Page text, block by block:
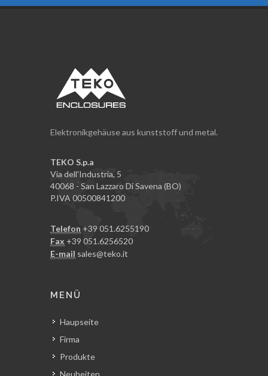
Elektronikgehäuse aus kunststoff und metal.
TEKO S.p.a
Via dell'Industria, 5
40068 - San Lazzaro Di Savena (BO)
P.IVA 00500841200
Telefon +39 051.6255190
Fax +39 051.6256520
E-mail sales@teko.it
MENÜ
Haupseite
Firma
Produkte
Neuheiten